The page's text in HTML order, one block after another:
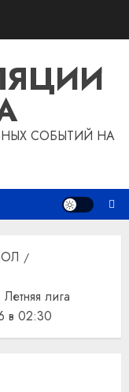
СОБЫТИЙ НА
лига
в 02:30